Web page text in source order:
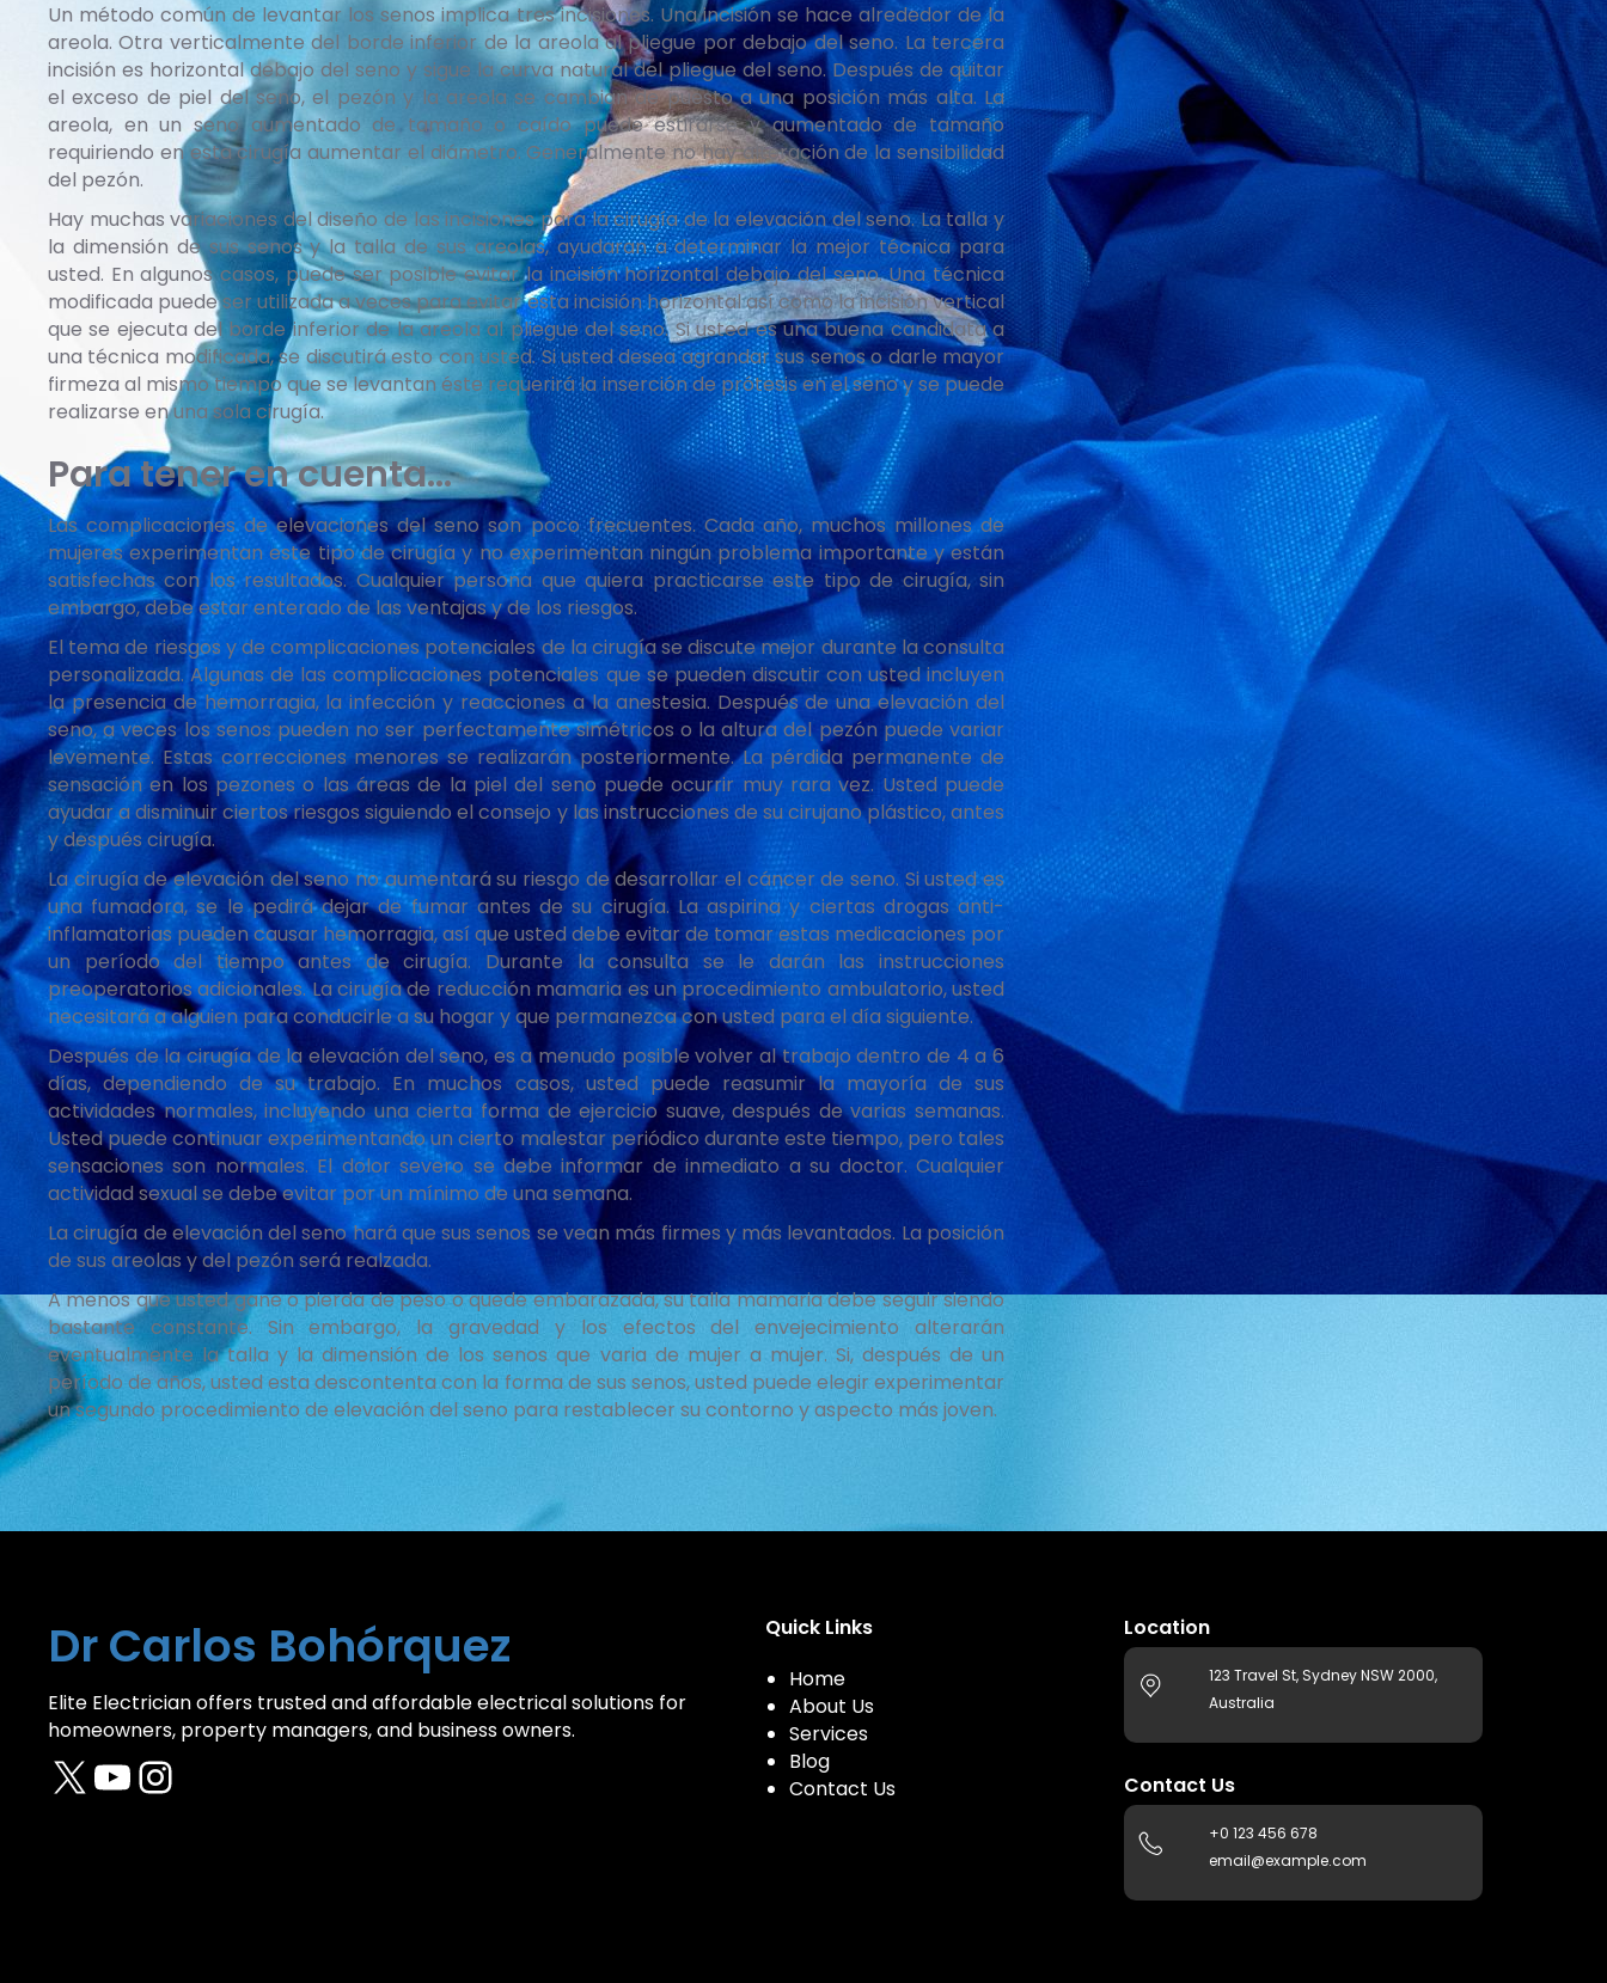
Un método común de levantar los senos implica tres incisiones. Una incisión se hace alrededor de la
areola. Otra verticalmente del borde inferior de la areola al pliegue por debajo del seno. La tercera
incisión es horizontal debajo del seno y sigue la curva natural del pliegue del seno. Después de quitar
el exceso de piel del seno, el pezón y la areola se cambian de puesto a una posición más alta. La
areola, en un seno aumentado de tamaño o caído puede estirarse y aumentado de tamaño
requiriendo en esta cirugía aumentar el diámetro. Generalmente no hay alteración de la sensibilidad
del pezón.
Hay muchas variaciones del diseño de las incisiones para la cirugía de la elevación del seno. La talla y
la dimensión de sus senos y la talla de sus areolas, ayudaran a determinar la mejor técnica para
usted. En algunos casos, puede ser posible evitar la incisión horizontal debajo del seno. Una técnica
modificada puede ser utilizada a veces para evitar esta incisión horizontal así como la incisión vertical
que se ejecuta del borde inferior de la areola al pliegue del seno. Si usted es una buena candidata a
una técnica modificada, se discutirá esto con usted. Si usted desea agrandar sus senos o darle mayor
firmeza al mismo tiempo que se levantan éste requerirá la inserción de prótesis en el seno y se puede
realizarse en una sola cirugía.
Para tener en cuenta…
Las complicaciones de elevaciones del seno son poco frecuentes. Cada año, muchos millones de
mujeres experimentan este tipo de cirugía y no experimentan ningún problema importante y están
satisfechas con los resultados. Cualquier persona que quiera practicarse este tipo de cirugía, sin
embargo, debe estar enterado de las ventajas y de los riesgos.
El tema de riesgos y de complicaciones potenciales de la cirugía se discute mejor durante la consulta
personalizada. Algunas de las complicaciones potenciales que se pueden discutir con usted incluyen
la presencia de hemorragia, la infección y reacciones a la anestesia. Después de una elevación del
seno, a veces los senos pueden no ser perfectamente simétricos o la altura del pezón puede variar
levemente. Estas correcciones menores se realizarán posteriormente. La pérdida permanente de
sensación en los pezones o las áreas de la piel del seno puede ocurrir muy rara vez. Usted puede
ayudar a disminuir ciertos riesgos siguiendo el consejo y las instrucciones de su cirujano plástico, antes
y después cirugía.
La cirugía de elevación del seno no aumentará su riesgo de desarrollar el cáncer de seno. Si usted es
una fumadora, se le pedirá dejar de fumar antes de su cirugía. La aspirina y ciertas drogas anti-
inflamatorias pueden causar hemorragia, así que usted debe evitar de tomar estas medicaciones por
un período del tiempo antes de cirugía. Durante la consulta se le darán las instrucciones
preoperatorios adicionales. La cirugía de reducción mamaria es un procedimiento ambulatorio, usted
necesitará a alguien para conducirle a su hogar y que permanezca con usted para el día siguiente.
Después de la cirugía de la elevación del seno, es a menudo posible volver al trabajo dentro de 4 a 6
días, dependiendo de su trabajo. En muchos casos, usted puede reasumir la mayoría de sus
actividades normales, incluyendo una cierta forma de ejercicio suave, después de varias semanas.
Usted puede continuar experimentando un cierto malestar periódico durante este tiempo, pero tales
sensaciones son normales. El dolor severo se debe informar de inmediato a su doctor. Cualquier
actividad sexual se debe evitar por un mínimo de una semana.
La cirugía de elevación del seno hará que sus senos se vean más firmes y más levantados. La posición
de sus areolas y del pezón será realzada.
A menos que usted gane o pierda de peso o quede embarazada, su talla mamaria debe seguir siendo
bastante constante. Sin embargo, la gravedad y los efectos del envejecimiento alterarán
eventualmente la talla y la dimensión de los senos que varia de mujer a mujer. Si, después de un
período de años, usted esta descontenta con la forma de sus senos, usted puede elegir experimentar
un segundo procedimiento de elevación del seno para restablecer su contorno y aspecto más joven.
Dr Carlos Bohórquez
Elite Electrician offers trusted and affordable electrical solutions for
homeowners, property managers, and business owners.
X YouTube Instagram
Quick Links
Home
About Us
Services
Blog
Contact Us
Location
123 Travel St, Sydney NSW 2000,
Australia
Contact Us
+0 123 456 678
email@example.com